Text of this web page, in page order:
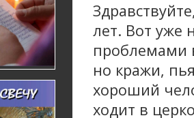
лет. Вот уже
проблемами
но кражи,
хороший
ходит в